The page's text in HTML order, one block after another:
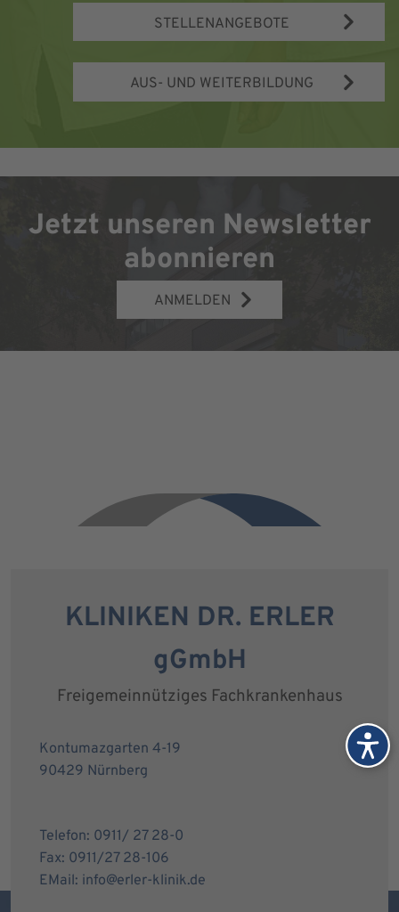
STELLENANGEBOTE
AUS- UND WEITERBILDUNG
Jetzt unseren Newsletter
abonnieren
ANMELDEN
KLINIKEN DR. ERLER
gGmbH
Freigemeinnütziges Fachkrankenhaus
Kontumazgarten 4-19
90429 Nürnberg
Telefon: 0911/ 27 28-0
Fax: 0911/27 28-106
EMail: info@erler-klinik.de